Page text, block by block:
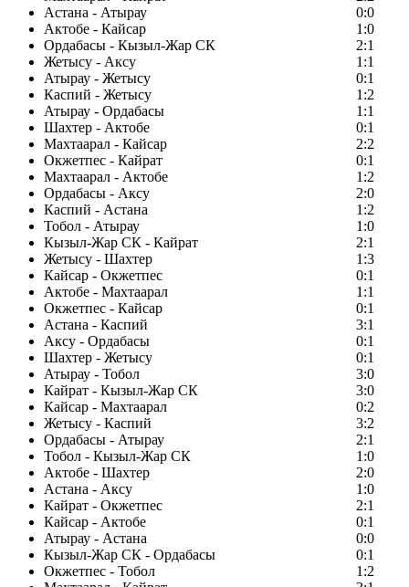
Астана - Атырау
0:0
Актобе - Кайсар
1:0
Ордабасы - Кызыл-Жар СК
2:1
Жетысу - Аксу
1:1
Атырау - Жетысу
0:1
Каспий - Жетысу
1:2
Атырау - Ордабасы
1:1
Шахтер - Актобе
0:1
Махтаарал - Кайсар
2:2
Окжетпес - Кайрат
0:1
Махтаарал - Актобе
1:2
Ордабасы - Аксу
2:0
Каспий - Астана
1:2
Тобол - Атырау
1:0
Кызыл-Жар СК - Кайрат
2:1
Жетысу - Шахтер
1:3
Кайсар - Окжетпес
0:1
Актобе - Махтаарал
1:1
Окжетпес - Кайсар
0:1
Астана - Каспий
3:1
Аксу - Ордабасы
0:1
Шахтер - Жетысу
0:1
Атырау - Тобол
3:0
Кайрат - Кызыл-Жар СК
3:0
Кайсар - Махтаарал
0:2
Жетысу - Каспий
3:2
Ордабасы - Атырау
2:1
Тобол - Кызыл-Жар СК
1:0
Актобе - Шахтер
2:0
Астана - Аксу
1:0
Кайрат - Окжетпес
2:1
Кайсар - Актобе
0:1
Атырау - Астана
0:0
Кызыл-Жар СК - Ордабасы
0:1
Окжетпес - Тобол
1:2